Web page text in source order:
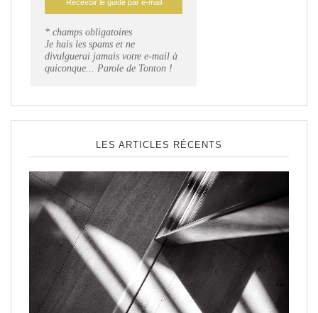
* champs obligatoires
Je hais les spams et ne
divulguerai jamais votre e-mail à
quiconque... Parole de Tonton !
LES ARTICLES RÉCENTS